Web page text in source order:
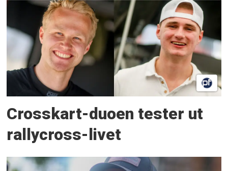
Crosskart-duoen tester ut
rallycross-livet